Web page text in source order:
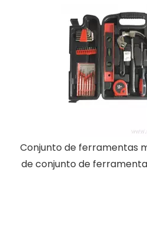
Conjunto de ferramentas
de conjunto de